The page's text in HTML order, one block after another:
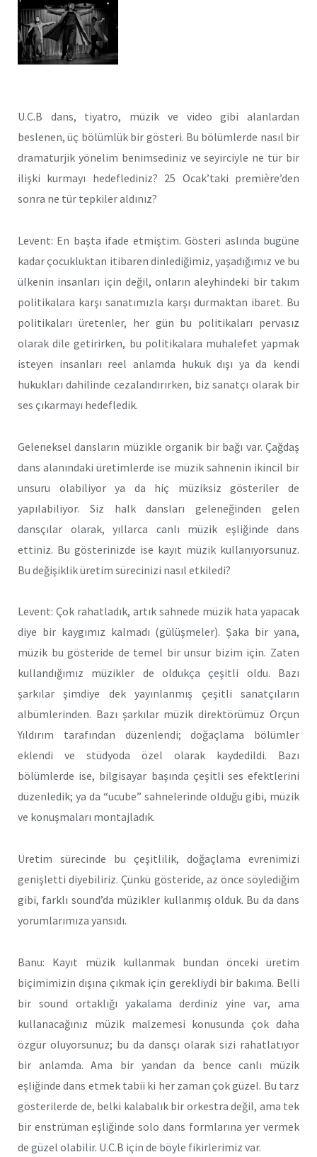
U.C.B dans, tiyatro, müzik ve video gibi alanlardan
beslenen, üç bölümlük bir gösteri. Bu bölümlerde nasıl bir
dramaturjik yönelim benimsediniz ve seyirciyle ne tür bir
ilişki kurmayı hedeflediniz? 25 Ocak’taki première’den
sonra ne tür tepkiler aldınız?
Levent: En başta ifade etmiştim. Gösteri aslında bugüne
kadar çocukluktan itibaren dinlediğimiz, yaşadığımız ve bu
ülkenin insanları için değil, onların aleyhindeki bir takım
politikalara karşı sanatımızla karşı durmaktan ibaret. Bu
politikaları üretenler, her gün bu politikaları pervasız
olarak dile getirirken, bu politikalara muhalefet yapmak
isteyen insanları reel anlamda hukuk dışı ya da kendi
hukukları dahilinde cezalandırırken, biz sanatçı olarak bir
ses çıkarmayı hedefledik.
Geleneksel dansların müzikle organik bir bağı var. Çağdaş
dans alanındaki üretimlerde ise müzik sahnenin ikincil bir
unsuru olabiliyor ya da hiç müziksiz gösteriler de
yapılabiliyor. Siz halk dansları geleneğinden gelen
dansçılar olarak, yıllarca canlı müzik eşliğinde dans
ettiniz. Bu gösterinizde ise kayıt müzik kullanıyorsunuz.
Bu değişiklik üretim sürecinizi nasıl etkiledi?
Levent: Çok rahatladık, artık sahnede müzik hata yapacak
diye bir kaygımız kalmadı (gülüşmeler). Şaka bir yana,
müzik bu gösteride de temel bir unsur bizim için. Zaten
kullandığımız müzikler de oldukça çeşitli oldu. Bazı
şarkılar şimdiye dek yayınlanmış çeşitli sanatçıların
albümlerinden. Bazı şarkılar müzik direktörümüz Orçun
Yıldırım tarafından düzenlendi; doğaçlama bölümler
eklendi ve stüdyoda özel olarak kaydedildi. Bazı
bölümlerde ise, bilgisayar başında çeşitli ses efektlerini
düzenledik; ya da “ucube” sahnelerinde olduğu gibi, müzik
ve konuşmaları montajladık.
Üretim sürecinde bu çeşitlilik, doğaçlama evrenimizi
genişletti diyebiliriz. Çünkü gösteride, az önce söylediğim
gibi, farklı sound’da müzikler kullanmış olduk. Bu da dans
yorumlarımıza yansıdı.
Banu: Kayıt müzik kullanmak bundan önceki üretim
biçimimizin dışına çıkmak için gerekliydi bir bakıma. Belli
bir sound ortaklığı yakalama derdiniz yine var, ama
kullanacağınız müzik malzemesi konusunda çok daha
özgür oluyorsunuz; bu da dansçı olarak sizi rahatlatıyor
bir anlamda. Ama bir yandan da bence canlı müzik
eşliğinde dans etmek tabii ki her zaman çok güzel. Bu tarz
gösterilerde de, belki kalabalık bir orkestra değil, ama tek
bir enstrüman eşliğinde solo dans formlarına yer vermek
de güzel olabilir. U.C.B için de böyle fikirlerimiz var.